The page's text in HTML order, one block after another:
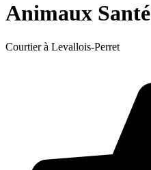
Animaux Santé
Courtier à Levallois-Perret